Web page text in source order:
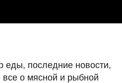
еды, последние новости,
о мясной и рыбной